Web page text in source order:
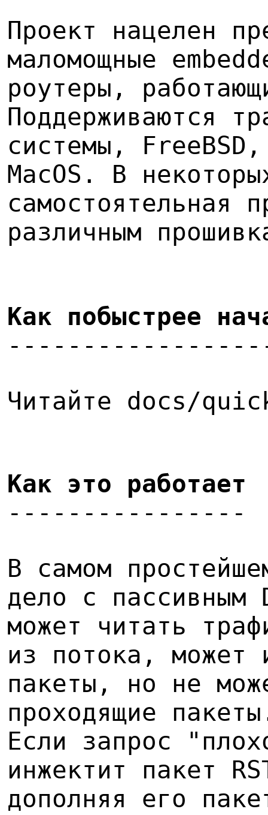
Проект нацелен
маломощные
роутеры,
Поддерживаются
системы,
MacOS. В
самостоятельная
различным
Как побыстрее
Читайте docs/
Как это работает
----------------
В самом
дело с пассивным
может читать
из потока, может
пакеты, но не
проходящие
Если запрос
инжектит пакет
дополняя его